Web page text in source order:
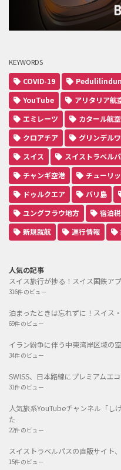
KEYWORDS
COVID-19
YouTube
アリタリア航
エミレーツ
カタール航空
クロアチア
グリンデル
スイス
スイストラベル
チャンギ空港
チューリ
ドゥルクエア
バリ島
ユングフラウ地方
宿泊税
新規就航
運行情報
人気の記事
スイス旅行が捗る！スイス国鉄ア
316件のビュー
泊まったときは忘れずに！スイス
69件のビュー
イラン紛争に伴う中東湾岸区域の
34件のビュー
SWISS、日本路線にプレミアムエ
31件のビュー
人気旅系YouTubeチャンネル「し
た
22件のビュー
スイストラベルパスの直販サイト
15件のビュー